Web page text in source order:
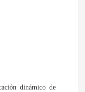
dinámico de